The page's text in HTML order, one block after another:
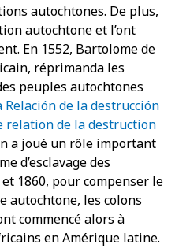
autochtones. De plus,
autochtone et l’ont
En 1552, Bartolome de
réprimanda les
peuples autochtones
Relación de la destrucción
relation de la destruction
a joué un rôle important
d’esclavage des
1860, pour compenser le
autochtone, les colons
commencé alors à
en Amérique latine.